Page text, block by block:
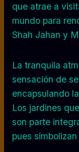
que atrae a
mundo para
Shah Jahan y
La tranquila
sensación de
encapsulando
Los jardines
son parte
pues